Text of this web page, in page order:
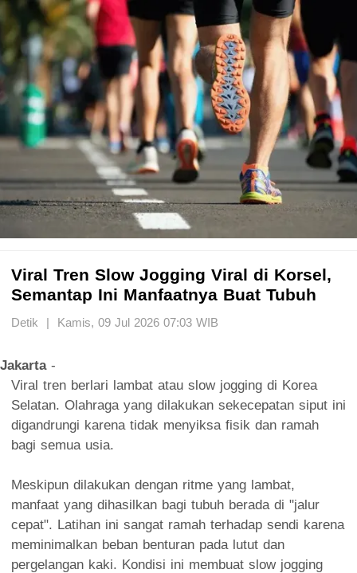
Viral Tren Slow Jogging Viral di Korsel,
Semantap Ini Manfaatnya Buat Tubuh
Detik | Kamis, 09 Jul 2026 07:03 WIB
Jakarta-
Viral tren berlari lambat atau slow jogging di Korea
Selatan. Olahraga yang dilakukan sekecepatan siput ini
digandrungi karena tidak menyiksa fisik dan ramah
bagi semua usia.
Meskipun dilakukan dengan ritme yang lambat,
manfaat yang dihasilkan bagi tubuh berada di "jalur
cepat". Latihan ini sangat ramah terhadap sendi karena
meminimalkan beban benturan pada lutut dan
pergelangan kaki. Kondisi ini membuat slow jogging